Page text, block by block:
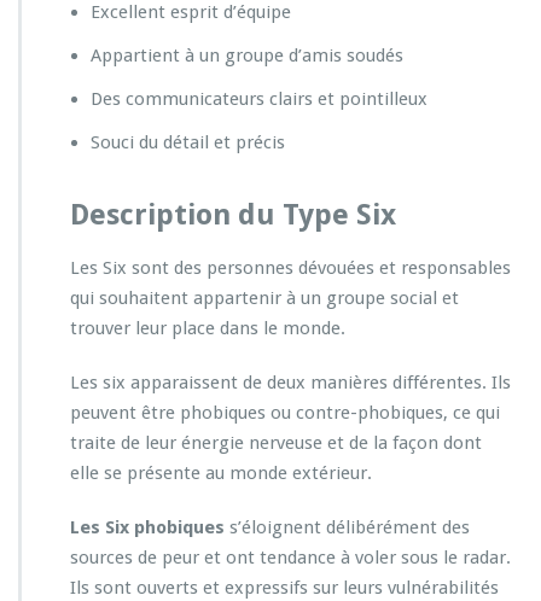
Excellent esprit d’équipe
Appartient à un groupe d’amis soudés
Des communicateurs clairs et pointilleux
Souci du détail et précis
Description du Type Six
Les Six sont des personnes dévouées et responsables
qui souhaitent appartenir à un groupe social et
trouver leur place dans le monde.
Les six apparaissent de deux manières différentes. Ils
peuvent être phobiques ou contre-phobiques, ce qui
traite de leur énergie nerveuse et de la façon dont
elle se présente au monde extérieur.
Les Six phobiques s’éloignent délibérément des
sources de peur et ont tendance à voler sous le radar.
Ils sont ouverts et expressifs sur leurs vulnérabilités